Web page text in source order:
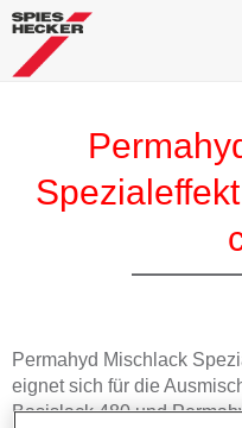
Permahyd Mischlack
eignet sich für die
Basislack 480 und